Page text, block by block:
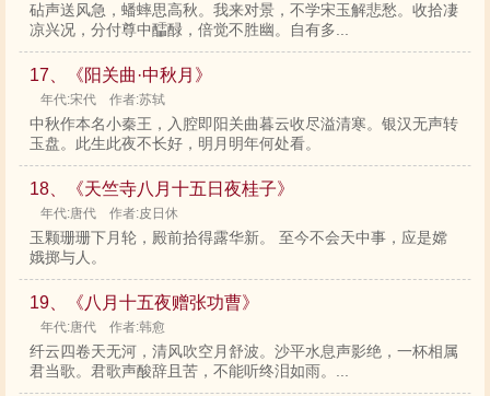
砧声送风急，蟠蟀思高秋。我来对景，不学宋玉解悲愁。收拾凄
凉兴况，分付尊中醽醁，倍觉不胜幽。自有多...
17、《阳关曲·中秋月》
年代:宋代 作者:苏轼
中秋作本名小秦王，入腔即阳关曲暮云收尽溢清寒。银汉无声转
玉盘。此生此夜不长好，明月明年何处看。
18、《天竺寺八月十五日夜桂子》
年代:唐代 作者:皮日休
玉颗珊珊下月轮，殿前拾得露华新。 至今不会天中事，应是嫦
娥掷与人。
19、《八月十五夜赠张功曹》
年代:唐代 作者:韩愈
纤云四卷天无河，清风吹空月舒波。沙平水息声影绝，一杯相属
君当歌。君歌声酸辞且苦，不能听终泪如雨。...